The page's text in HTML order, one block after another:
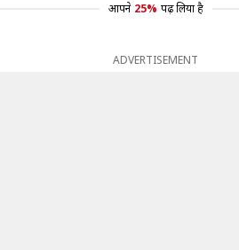
आपने 25% पढ़ लिया है
ADVERTISEMENT